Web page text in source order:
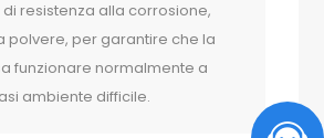
resistenza alla corrosione,
polvere, per garantire che la
funzionare normalmente a
ambiente difficile.